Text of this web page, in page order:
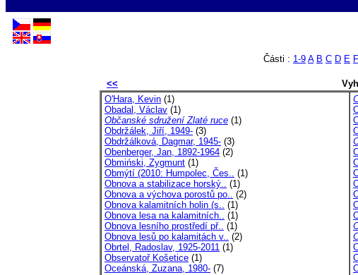
Části : 1-9 A B C D E F
<<
O'Hara, Kevin (1)
Obadal, Václav (1)
Občanské sdružení Zlaté ruce (1)
Obdržálek, Jiří, 1949- (3)
Obdržálková, Dagmar, 1945- (3)
Obenberger, Jan, 1892-1964 (2)
Obmiński, Zygmunt (1)
Obmýtí (2010: Humpolec, Čes.. (1)
Obnova a stabilizace horský.. (1)
Obnova a výchova porostů po.. (2)
Obnova kalamitních holin (s.. (1)
Obnova lesa na kalamitních.. (1)
Obnova lesního prostředí př.. (1)
Obnova lesů po kalamitách v.. (2)
Obrtel, Radoslav, 1925-2011 (1)
Observatoř Košetice (1)
Oceánská, Zuzana, 1980- (7)